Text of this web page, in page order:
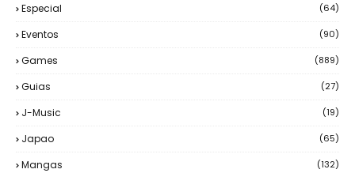
Especial (64)
Eventos (90)
Games (889)
Guias (27)
J-Music (19)
Japao (65)
Mangas (132)